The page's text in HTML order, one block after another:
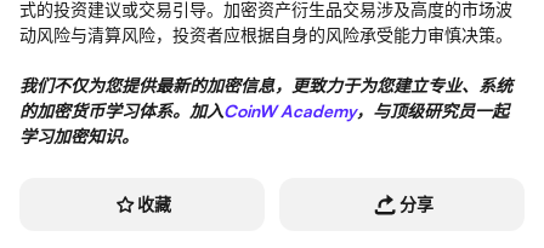
式的投资建议或交易引导。加密资产衍生品交易涉及高度的市场波
动风险与清算风险，投资者应根据自身的风险承受能力审慎决策。
我们不仅为您提供最新的加密信息，更致力于为您建立专业、系统
的加密货币学习体系。加入CoinW Academy，与顶级研究员一起
学习加密知识。
收藏 分享